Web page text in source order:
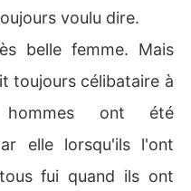
voulu dire.
belle femme. Mais
toujours célibataire à
ont été
elle lorsqu'ils l'ont
fui quand ils ont